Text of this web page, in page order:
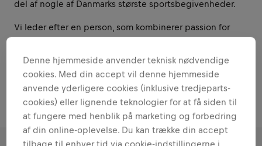
del af nogle af Danmarks største sportsbegivenheder.
Vi leder efter en person, som kombinerer passion for
med ansvar og har lyst til at omsætte idéer til projekter
og oplevelser, der skaber impact – både online og
Denne hjemmeside anvender teknisk nødvendige
cookies. Med din accept vil denne hjemmeside
anvende yderligere cookies (inklusive tredjeparts-
cookies) eller lignende teknologier for at få siden til
at fungere med henblik på marketing og forbedring
af din online-oplevelse. Du kan trække din accept
tilbage til enhver tid via cookie-indstillingerne i